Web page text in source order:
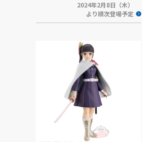
2024年2月8日（木）
より順次登場予定